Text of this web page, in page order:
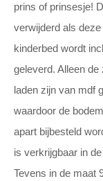
prins of prinsesje!
verwijderd als
kinderbed wordt
geleverd. Alleen
laden zijn van mdf
waardoor de
apart bijbesteld
is verkrijgbaar in
Tevens in de maat